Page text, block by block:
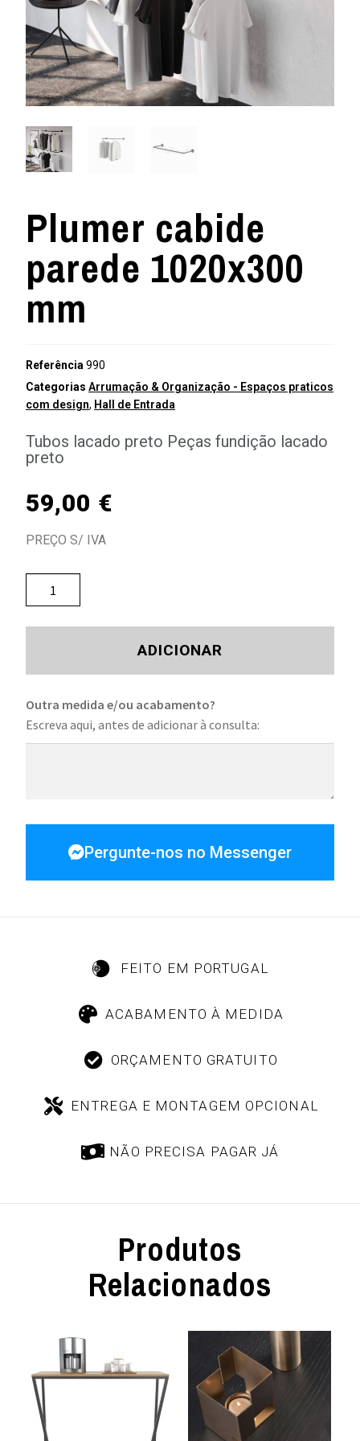
Plumer cabide
parede 1020x300
mm
Referência 990
Categorias Arrumação & Organização - Espaços praticos
com design, Hall de Entrada
Tubos lacado preto Peças fundição lacado
preto
59,00 €
PREÇO S/ IVA
ADICIONAR
Outra medida e/ou acabamento?
Escreva aqui, antes de adicionar à consulta:
Pergunte-nos no Messenger
FEITO EM PORTUGAL
ACABAMENTO À MEDIDA
ORÇAMENTO GRATUITO
ENTREGA E MONTAGEM OPCIONAL
NÃO PRECISA PAGAR JÁ
Produtos
Relacionados